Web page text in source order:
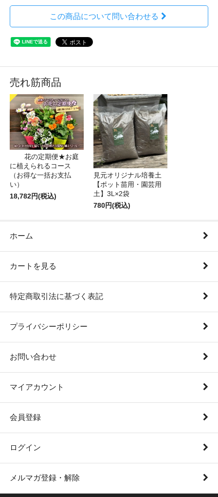
この商品について問い合わせる
売れ筋商品
花の定期便★お庭
に植えられるコース
（お得な一括お支払
い）
18,782円(税込)
見元オリジナル培養土
【ポット苗用・園芸用
土】3L×2袋
780円(税込)
ホーム
カートを見る
特定商取引法に基づく表記
プライバシーポリシー
お問い合わせ
マイアカウント
会員登録
ログイン
メルマガ登録・解除